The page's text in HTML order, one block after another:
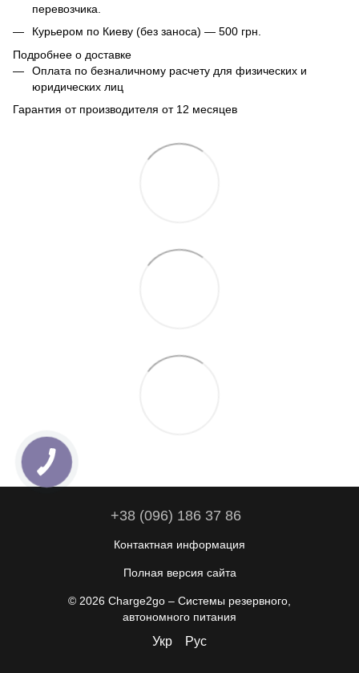
перевозчика.
Курьером по Киеву (без заноса) — 500 грн.
Подробнее о доставке
Оплата по безналичному расчету для физических и
юридических лиц
Гарантия от производителя от 12 месяцев
+38 (096) 186 37 86
Контактная информация
Полная версия сайта
© 2026 Charge2go – Системы резервного,
автономного питания
Укр Рус